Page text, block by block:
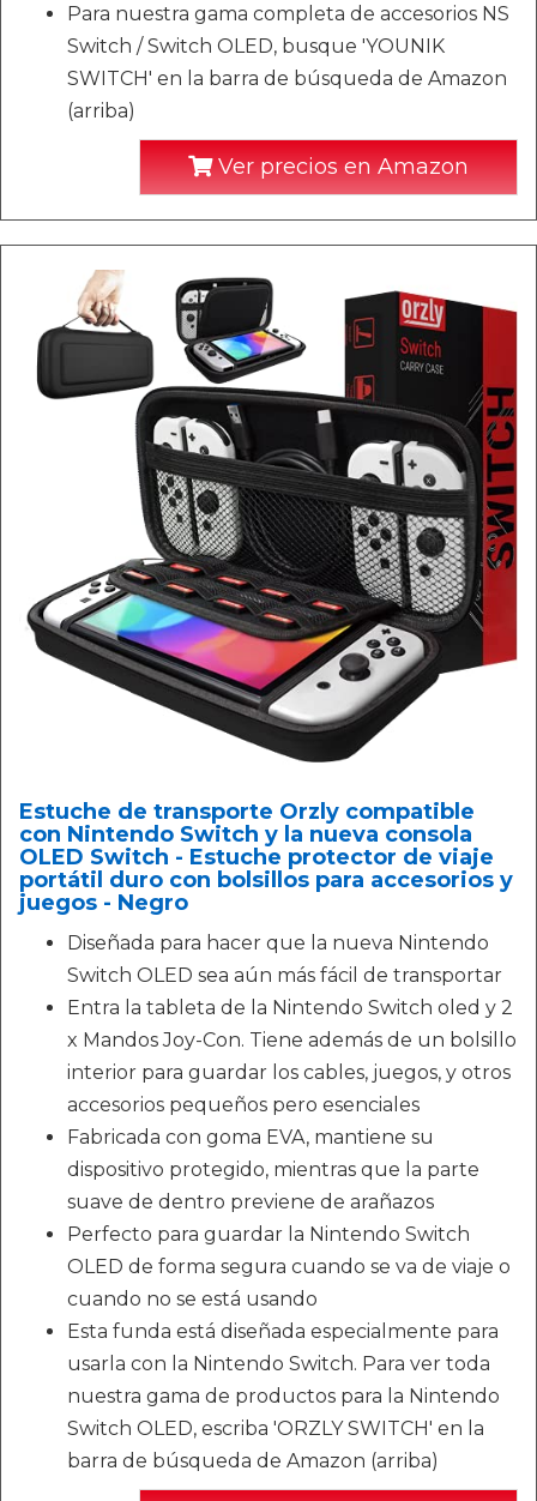
Para nuestra gama completa de accesorios NS
Switch / Switch OLED, busque 'YOUNIK
SWITCH' en la barra de búsqueda de Amazon
(arriba)
Ver precios en Amazon
Estuche de transporte Orzly compatible
con Nintendo Switch y la nueva consola
OLED Switch - Estuche protector de viaje
portátil duro con bolsillos para accesorios y
juegos - Negro
Diseñada para hacer que la nueva Nintendo
Switch OLED sea aún más fácil de transportar
Entra la tableta de la Nintendo Switch oled y 2
x Mandos Joy-Con. Tiene además de un bolsillo
interior para guardar los cables, juegos, y otros
accesorios pequeños pero esenciales
Fabricada con goma EVA, mantiene su
dispositivo protegido, mientras que la parte
suave de dentro previene de arañazos
Perfecto para guardar la Nintendo Switch
OLED de forma segura cuando se va de viaje o
cuando no se está usando
Esta funda está diseñada especialmente para
usarla con la Nintendo Switch. Para ver toda
nuestra gama de productos para la Nintendo
Switch OLED, escriba 'ORZLY SWITCH' en la
barra de búsqueda de Amazon (arriba)